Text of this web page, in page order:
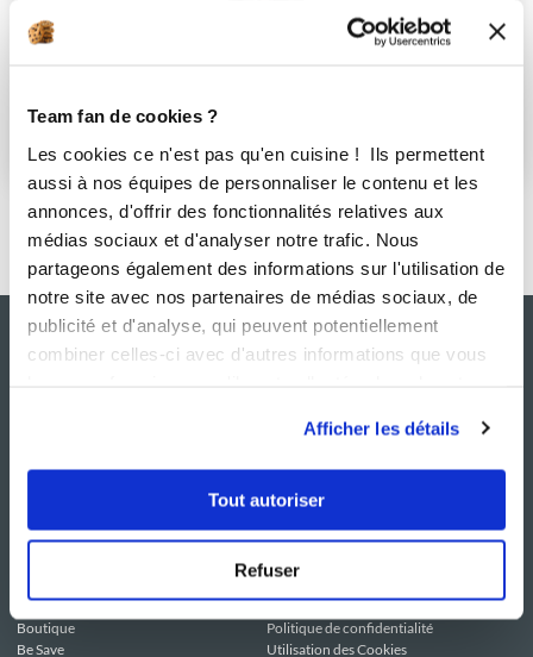
Team fan de cookies ?
Les cookies ce n'est pas qu'en cuisine ! Ils permettent
aussi à nos équipes de personnaliser le contenu et les
annonces, d'offrir des fonctionnalités relatives aux
médias sociaux et d'analyser notre trafic. Nous
partageons également des informations sur l'utilisation de
notre site avec nos partenaires de médias sociaux, de
publicité et d'analyse, qui peuvent potentiellement
combiner celles-ci avec d'autres informations que vous
Afficher les détails
Tout autoriser
Refuser
NOS SITES
Le Mag'
Boutique
Be Save
SERVICE CONSO
Contactez-nous
Mentions légales
Politique de confidentialité
Utilisation des Cookies